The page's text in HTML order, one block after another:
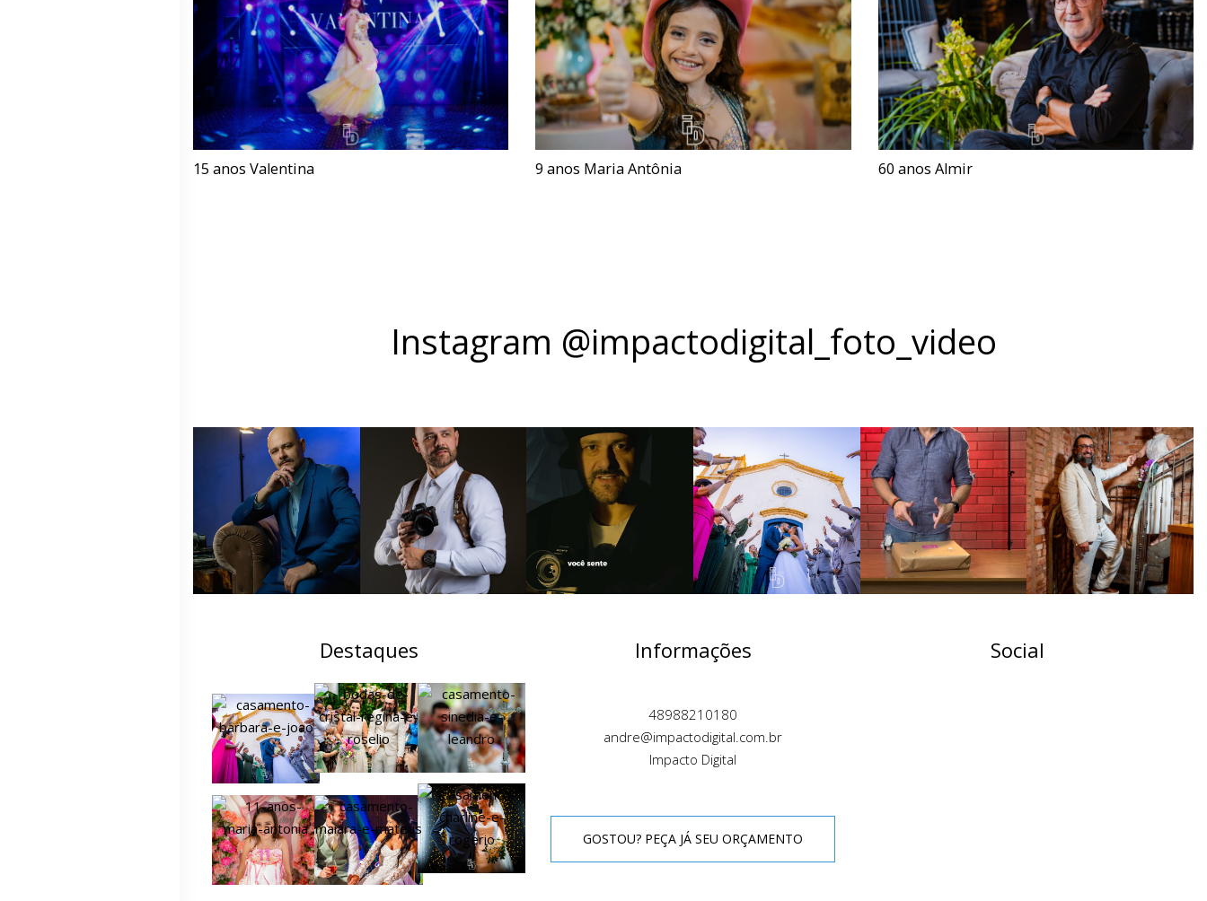
15 anos Valentina 9 anos Maria Antônia 60 anos Almir
Instagram @impactodigital_foto_video
Destaques Informações
48988210180
andre@impactodigital.com.br
Impacto Digital
GOSTOU? PEÇA JÁ SEU ORÇAMENTO
Social